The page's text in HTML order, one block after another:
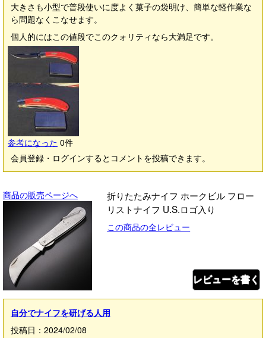
大きさも小型で普段使いに度よく菓子の袋明け、簡単な軽作業な
ら問題なくこなせます。
個人的にはこの値段でこのクォリティなら大満足です。
参考になった 0件
会員登録・ログインするとコメントを投稿できます。
商品の販売ページへ
折りたたみナイフ ホークビル フロー
リストナイフ U.S.ロゴ入り
この商品の全レビュー
レビューを書く
自分でナイフを研げる人用
投稿日：2024/02/08